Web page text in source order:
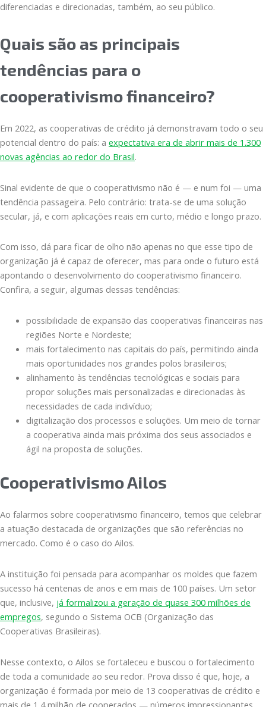
diferenciadas e direcionadas, também, ao seu público.
Quais são as principais
tendências para o
cooperativismo financeiro?
Em 2022, as cooperativas de crédito já demonstravam todo o seu
potencial dentro do país: a expectativa era de abrir mais de 1.300
novas agências ao redor do Brasil.
Sinal evidente de que o cooperativismo não é — e num foi — uma
tendência passageira. Pelo contrário: trata-se de uma solução
secular, já, e com aplicações reais em curto, médio e longo prazo.
Com isso, dá para ficar de olho não apenas no que esse tipo de
organização já é capaz de oferecer, mas para onde o futuro está
apontando o desenvolvimento do cooperativismo financeiro.
Confira, a seguir, algumas dessas tendências:
possibilidade de expansão das cooperativas financeiras nas
regiões Norte e Nordeste;
mais fortalecimento nas capitais do país, permitindo ainda
mais oportunidades nos grandes polos brasileiros;
alinhamento às tendências tecnológicas e sociais para
propor soluções mais personalizadas e direcionadas às
necessidades de cada indivíduo;
digitalização dos processos e soluções. Um meio de tornar
a cooperativa ainda mais próxima dos seus associados e
ágil na proposta de soluções.
Cooperativismo Ailos
Ao falarmos sobre cooperativismo financeiro, temos que celebrar
a atuação destacada de organizações que são referências no
mercado. Como é o caso do Ailos.
A instituição foi pensada para acompanhar os moldes que fazem
sucesso há centenas de anos e em mais de 100 países. Um setor
que, inclusive, já formalizou a geração de quase 300 milhões de
empregos, segundo o Sistema OCB (Organização das
Cooperativas Brasileiras).
Nesse contexto, o Ailos se fortaleceu e buscou o fortalecimento
de toda a comunidade ao seu redor. Prova disso é que, hoje, a
organização é formada por meio de 13 cooperativas de crédito e
mais de 1,4 milhão de cooperados — números impressionantes,